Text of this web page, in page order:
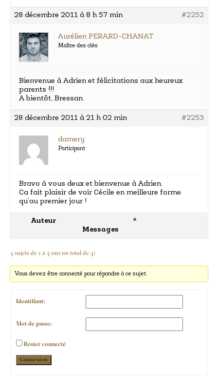
28 décembre 2011 à 8 h 57 min #2252
Aurélien PERARD-CHANAT
Maître des clés
Bienvenue à Adrien et félicitations aux heureux
parents !!!
A bientôt, Bressan.
28 décembre 2011 à 21 h 02 min #2253
damery
Participant
Bravo à vous deux et bienvenue à Adrien.
Ca fait plaisir de voir Cécile en meilleure forme
qu’au premier jour !
Auteur
Messages
4 sujets de 1 à 4 (sur un total de 4)
Vous devez être connecté pour répondre à ce sujet.
Identifiant:
Mot de passe:
Rester connecté
Alternative:
Connexion